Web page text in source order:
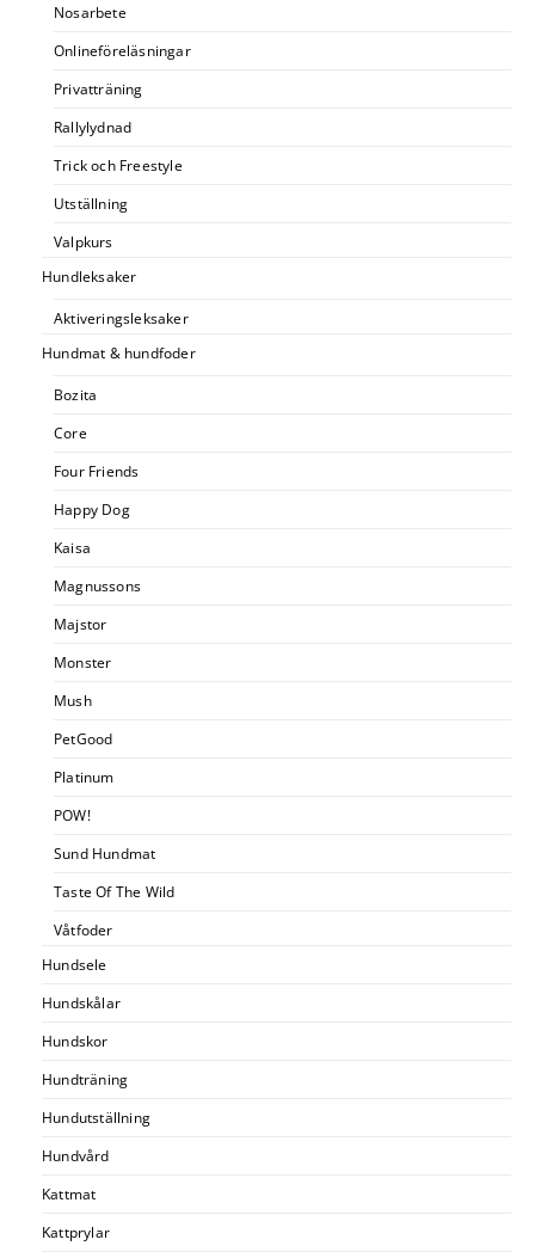
Nosarbete
Onlineföreläsningar
Privatträning
Rallylydnad
Trick och Freestyle
Utställning
Valpkurs
Hundleksaker
Aktiveringsleksaker
Hundmat & hundfoder
Bozita
Core
Four Friends
Happy Dog
Kaisa
Magnussons
Majstor
Monster
Mush
PetGood
Platinum
POW!
Sund Hundmat
Taste Of The Wild
Våtfoder
Hundsele
Hundskålar
Hundskor
Hundträning
Hundutställning
Hundvård
Kattmat
Kattprylar